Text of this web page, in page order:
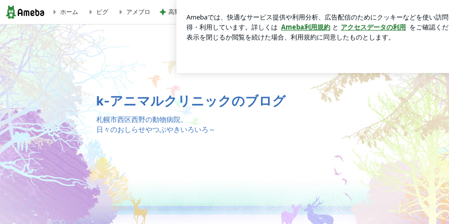
楽しいシニアライフ | k-アニマルクリニックのブログ
ホーム ピグ アメブロ 高野豆腐で作る飽きないそぼろ ログ
k-アニマルクリニックのブログ
札幌市西区西野の動物病院。
日々のおしらせやつぶやきいろいろ～